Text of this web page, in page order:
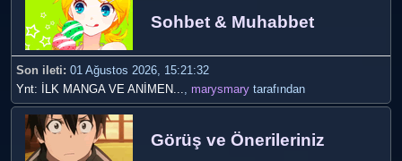
Sohbet & Muhabbet
Son ileti: 01 Ağustos 2026, 15:21:32
Ynt: İLK MANGA VE ANİMEN..., marysmary tarafından
Görüş ve Önerileriniz